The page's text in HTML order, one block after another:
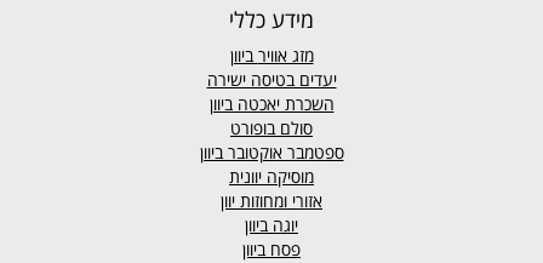
מידע כללי
מזג אווירביוון
יעדים בטיסה ישירה
השכרת יאכטה ביוון
סולם בופורט
ספטמבר אוקטובר ביוון
מוסיקה יוונית
אזורי ומחוזות יוון
יוגה ביוון
פסח ביוון